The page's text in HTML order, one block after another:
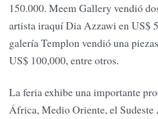
150.000. Meem Gallery vendió
artista iraquí Dia Azzawi en US$
galería Templon vendió una
US$ 100,000, entre otros.
La feria exhibe una importante
África, Medio Oriente, el Sudeste